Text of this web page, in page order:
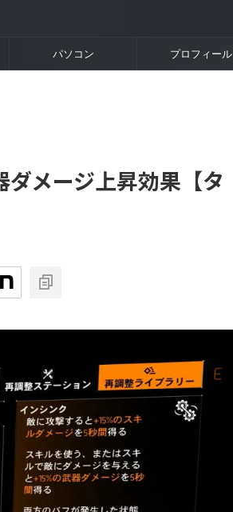
パソコン プロフィール
メージ上昇効果【タ